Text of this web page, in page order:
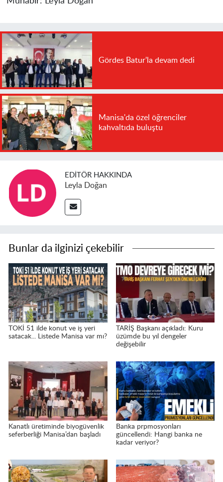
Gördes Batur'la devam dedi
Manisa'da özel öğrenciler
kahvaltıda buluştu
EDITÖR HAKKINDA
Leyla Doğan
Bunlar da ilginizi çekebilir
TOKİ 51 ilde konut ve iş yeri
satacak... Listede Manisa var mı?
TARİŞ Başkanı açıkladı: Kuru
üzümde bu yıl dengeler
değişebilir
Kanatlı üretiminde biyogüvenlik
seferberliği Manisa’dan başladı
Banka prpmosyonları
güncellendi: Hangi banka ne
kadar veriyor?